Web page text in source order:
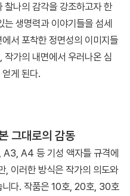
찰나의 감각을 강조하고자 한
생명력과 이야기들을 섬세
서 포착한 정면성의 이미지들
가의 내면에서 우러나온 심
게 된다.
그대로의 감동
A3, A4 등 기성 액자틀 규격에
, 이러한 방식은 작가의 의도와
니다. 작품은 10호, 20호, 30호